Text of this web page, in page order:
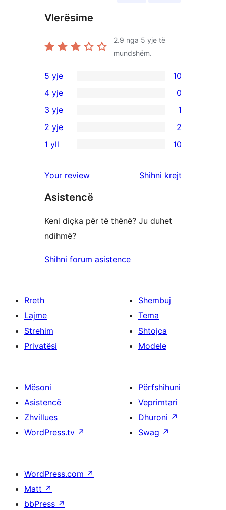
Vlerësime
2.9 nga 5 yje të
mundshëm.
10
shqyrtime
me
5
yje
5 yje 10
shqyrtime
me
4
4 yje 0
1
shqyrtim
me
yje
3 yje 1
shqyrtime
2
yje
2 yje 2
10
me
1
1 yll 10
Your review Shihni krejt
Asistencë
Keni diçka për të thënë? Ju duhet
ndihmë?
Shihni forum asistence
Rreth
Lajme
Strehim
Privatësi
Shembuj
Tema
Shtojca
Modele
Mësoni
Asistencë
Zhvillues
WordPress.tv ↗
Përfshihuni
Veprimtari
Dhuroni ↗
Swag ↗
WordPress.com ↗
Matt ↗
bbPress ↗